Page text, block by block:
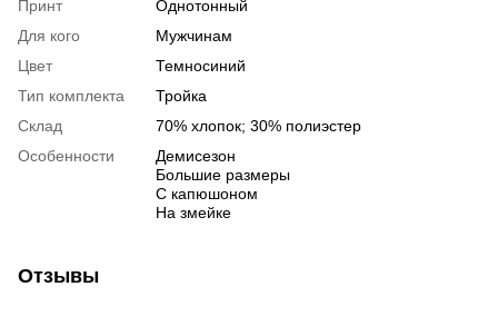
Принт
Однотонный
Для кого
Мужчинам
Цвет
Темносиний
Тип комплекта
Тройка
Склад
70% хлопок; 30% полиэстер
Особенности
Демисезон
Большие размеры
С капюшоном
На змейке
Отзывы